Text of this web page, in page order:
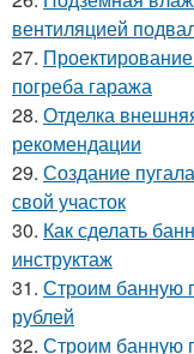
вентиляцией
27.
погреба гаража
28. Отделка
рекомендации
29. Создание
свой участок
30. Как сделать
инструктаж
31. Строим банную
рублей
32. Строим банную